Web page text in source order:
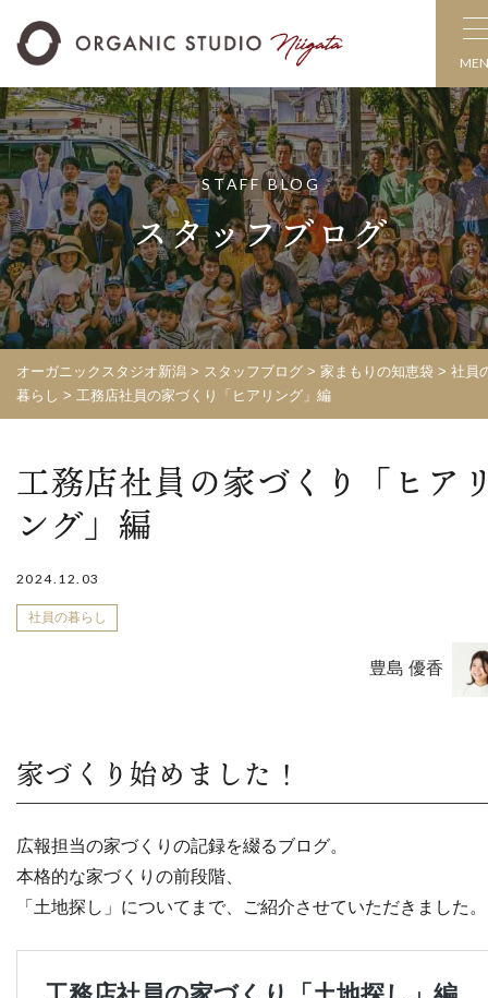
STAFF BLOG
スタッフブログ
オーガニックスタジオ新潟 > スタッフブログ > 家まもりの知恵袋 > 社員
暮らし > 工務店社員の家づくり「ヒアリング」編
工務店社員の家づくり「ヒア
ング」編
2024.12.03
社員の暮らし
豊島 優香
家づくり始めました！
広報担当の家づくりの記録を綴るブログ。
本格的な家づくりの前段階、
「土地探し」についてまで、ご紹介させていただきました。